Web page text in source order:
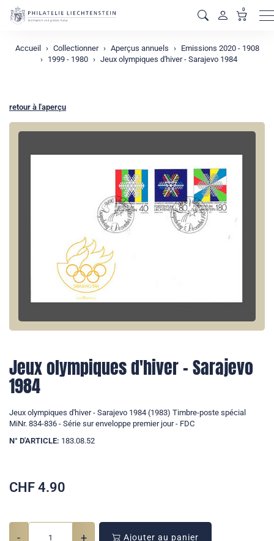
0
Accueil Collectionner Aperçus annuels
Emissions 2020 - 1908
1999 - 1980
Jeux olympiques d'hiver - Sarajevo 1984
retour à l'aperçu
Jeux olympiques d'hiver - Sarajevo
1984
Jeux olympiques d'hiver - Sarajevo 1984 (1983) Timbre-poste spécial
MiNr. 834-836 - Série sur enveloppe premier jour - FDC
N° D'ARTICLE: 183.08.52
CHF 4.90
- + Ajouter au panier